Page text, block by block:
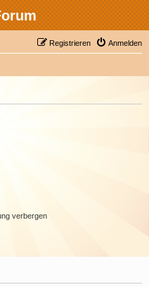
Anmelden
Registrieren
verbergen